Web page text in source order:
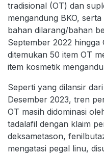
tradisional (OT) dan
mengandung BKO,
bahan dilarang/bahan
September 2022 hingga
ditemukan 50 item OT
item kosmetik
Seperti yang dilansir
Desember 2023, tren
OT masih didominasi
tadalafil dengan klaim
deksametason,
mengatasi pegal linu,